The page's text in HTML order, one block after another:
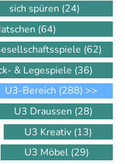
sich spüren (24)
(64)
(62)
& Legespiele (36)
U3-Bereich (288) >>
U3 Draussen (28)
U3 Kreativ (13)
U3 Möbel (29)